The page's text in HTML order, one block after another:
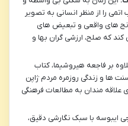
را از منظر انسانی به تصویر
های واقعی و تبعیض های
کند که صلح، ارزشی گران بها و
بر فاجعه هیروشیما، کتاب
ها و زندگی روزمره مردم ژاپن
علاقه مندان به مطالعات فرهنگی
ایبوسه با سبک نگارشی دقیق،